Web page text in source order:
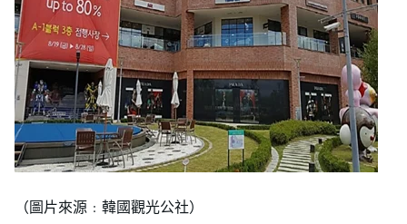
（圖片來源﹕韓國觀光公社）